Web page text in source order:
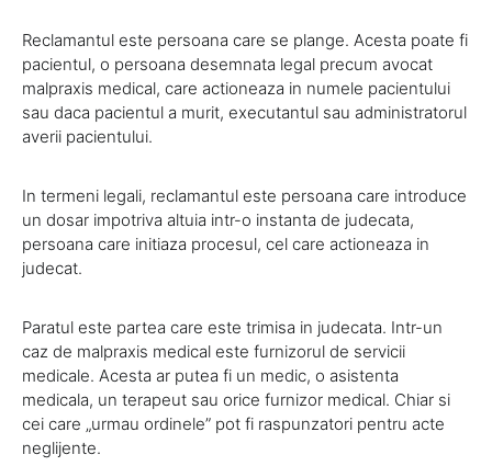
Reclamantul este persoana care se plange. Acesta poate fi
pacientul, o persoana desemnata legal precum avocat
malpraxis medical, care actioneaza in numele pacientului
sau daca pacientul a murit, executantul sau administratorul
averii pacientului.
In termeni legali, reclamantul este persoana care introduce
un dosar impotriva altuia intr-o instanta de judecata,
persoana care initiaza procesul, cel care actioneaza in
judecat.
Paratul este partea care este trimisa in judecata. Intr-un
caz de malpraxis medical este furnizorul de servicii
medicale. Acesta ar putea fi un medic, o asistenta
medicala, un terapeut sau orice furnizor medical. Chiar si
cei care „urmau ordinele” pot fi raspunzatori pentru acte
neglijente.